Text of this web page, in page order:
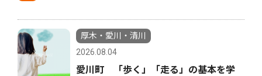
厚木・愛川・清川
2026.08.04
愛川町 「歩く」「走る」の基本を学